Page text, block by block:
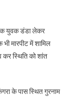
एक युवक डंडा लेकर
मारपीट में शामिल
कर स्थिति को शांत
के पास स्थित गुरनाम